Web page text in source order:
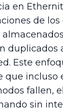
en
de
duplicados
Este
que incluso
fallen,
sin